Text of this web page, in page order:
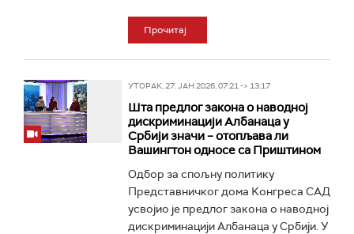
Прочитај
УТОРАК, 27. ЈАН 2026, 07:21 -> 13:17
Шта предлог закона о наводној
дискриминацији Албанаца у
Србији значи – отопљава ли
Вашингтон односе са Приштином
Одбор за спољну политику
Представничког дома Kонгреса САД
усвојио је предлог закона о наводној
дискриминацији Албанаца у Србији. У